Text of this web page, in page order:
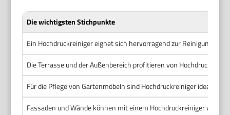
Die wichtigsten Stichpunkte
Ein Hochdruckreiniger eignet sich hervorragend zur Reinigung
Die Terrasse und der Außenbereich profitieren von
Für die Pflege von Gartenmöbeln sind Hochdruckreiniger ideal,
Fassaden und Wände können mit einem Hochdruckreiniger von